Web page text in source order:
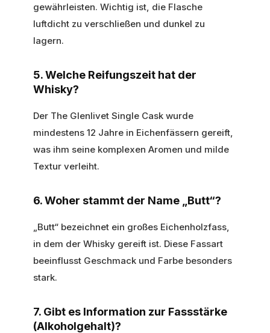
gewährleisten. Wichtig ist, die Flasche
luftdicht zu verschließen und dunkel zu
lagern.
5. Welche Reifungszeit hat der
Whisky?
Der The Glenlivet Single Cask wurde
mindestens 12 Jahre in Eichenfässern gereift,
was ihm seine komplexen Aromen und milde
Textur verleiht.
6. Woher stammt der Name „Butt“?
„Butt“ bezeichnet ein großes Eichenholzfass,
in dem der Whisky gereift ist. Diese Fassart
beeinflusst Geschmack und Farbe besonders
stark.
7. Gibt es Information zur Fassstärke
(Alkoholgehalt)?